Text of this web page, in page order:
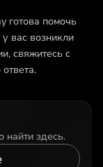
готова помочь
вас возникли
свяжитесь с
здесь.